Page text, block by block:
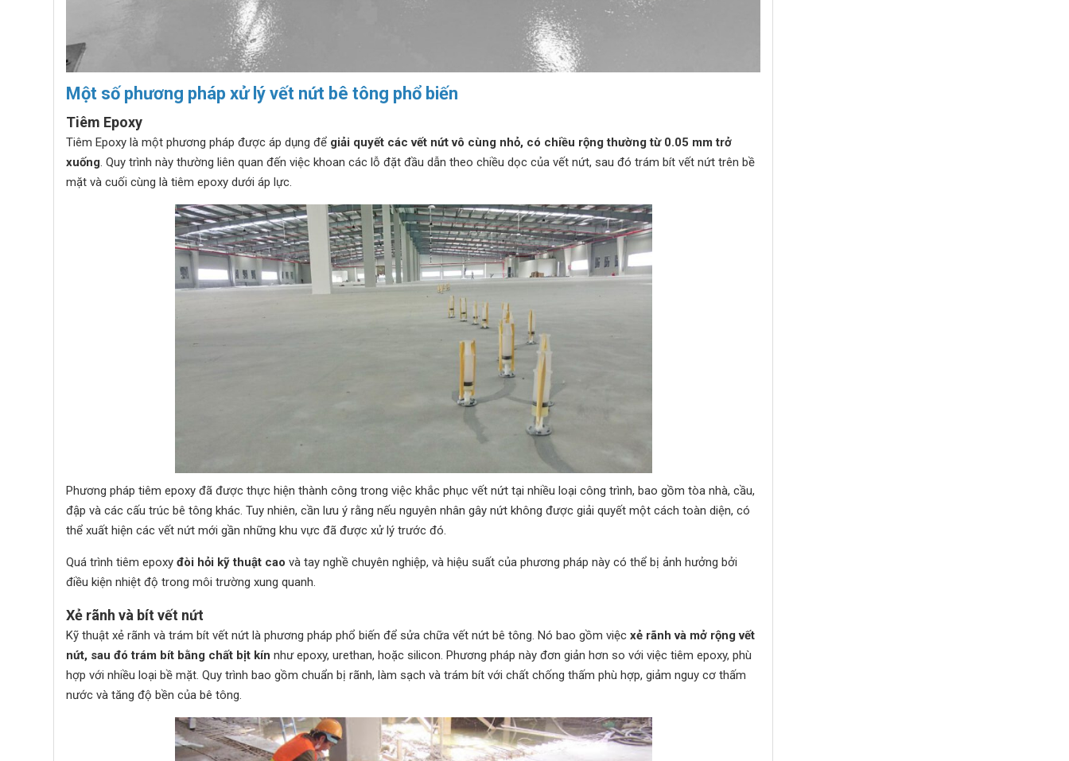
Một số phương pháp xử lý vết nứt bê tông phổ biến
Tiêm Epoxy
Tiêm Epoxy là một phương pháp được áp dụng để giải quyết các vết nứt vô cùng nhỏ, có chiều rộng thường từ 0.05 mm trở
xuống. Quy trình này thường liên quan đến việc khoan các lỗ đặt đầu dẫn theo chiều dọc của vết nứt, sau đó trám bít vết nứt trên bề
mặt và cuối cùng là tiêm epoxy dưới áp lực.
Phương pháp tiêm epoxy đã được thực hiện thành công trong việc khắc phục vết nứt tại nhiều loại công trình, bao gồm tòa nhà, cầu,
đập và các cấu trúc bê tông khác. Tuy nhiên, cần lưu ý rằng nếu nguyên nhân gây nứt không được giải quyết một cách toàn diện, có
thể xuất hiện các vết nứt mới gần những khu vực đã được xử lý trước đó.
Quá trình tiêm epoxy đòi hỏi kỹ thuật cao và tay nghề chuyên nghiệp, và hiệu suất của phương pháp này có thể bị ảnh hưởng bởi
điều kiện nhiệt độ trong môi trường xung quanh.
Xẻ rãnh và bít vết nứt
Kỹ thuật xẻ rãnh và trám bít vết nứt là phương pháp phổ biến để sửa chữa vết nứt bê tông. Nó bao gồm việc xẻ rãnh và mở rộng vết
nứt, sau đó trám bít bằng chất bịt kín như epoxy, urethan, hoặc silicon. Phương pháp này đơn giản hơn so với việc tiêm epoxy, phù
hợp với nhiều loại bề mặt. Quy trình bao gồm chuẩn bị rãnh, làm sạch và trám bít với chất chống thấm phù hợp, giảm nguy cơ thấm
nước và tăng độ bền của bê tông.